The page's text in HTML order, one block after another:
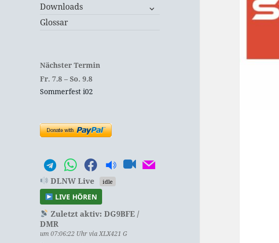
Downloads
untermenü
Glossar
Nächster Termin
Fr. 7.8 –So. 9.8
Sommerfest i02
DLNW Live idle
LIVE HÖREN
Zuletzt aktiv: DG9BFE /
DMR
um 07:06:22 Uhr via XLX421 G